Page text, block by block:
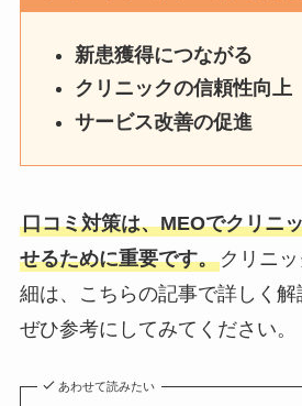
新患獲得につながる
クリニックの信頼性向上
サービス改善の促進
口コミ対策は、MEOでクリニ
せるために重要です。クリニ
細は、こちらの記事で詳しく解
ぜひ参考にしてみてください。
あわせて読みたい